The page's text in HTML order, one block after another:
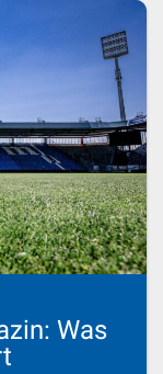
Was